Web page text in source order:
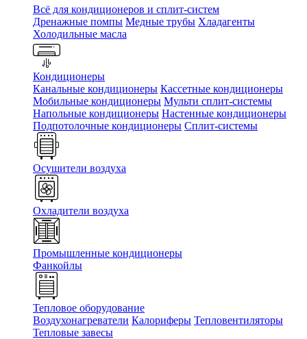
Всё для кондиционеров и сплит-систем
Дренажные помпы Медные трубы Хладагенты
Холодильные масла
Кондиционеры
Канальные кондиционеры Кассетные кондиционеры
Мобильные кондиционеры Мульти сплит-системы
Напольные кондиционеры Настенные кондиционеры
Подпотолочные кондиционеры Сплит-системы
Осушители воздуха
Охладители воздуха
Промышленные кондиционеры
Фанкойлы
Тепловое оборудование
Воздухонагреватели Калориферы Тепловентиляторы
Тепловые завесы